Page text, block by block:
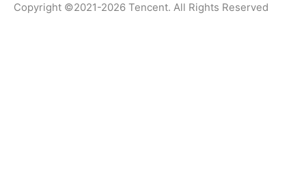
Copyright ©2021-2026 Tencent. All Rights Reserved